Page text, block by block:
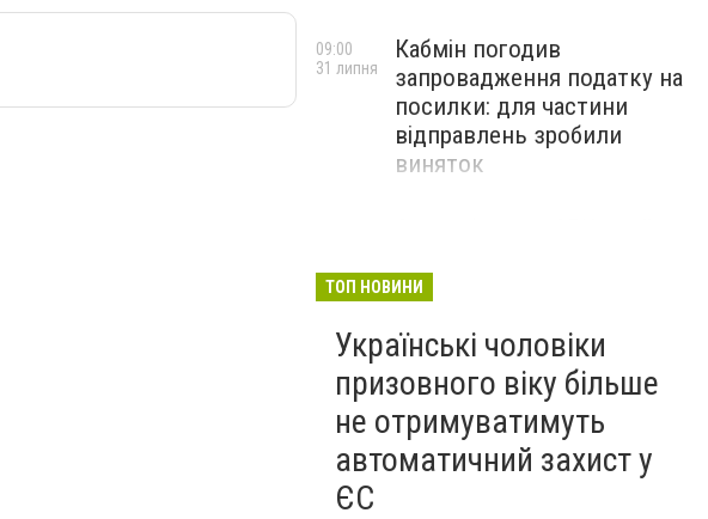
Кабмін погодив
запровадження податку на
посилки: для частини
відправлень зробили
виняток
09:00
31 липня
доброчесності й
ТОП НОВИНИ
Українські чоловіки
призовного віку більше
не отримуватимуть
автоматичний захист у
ЄС